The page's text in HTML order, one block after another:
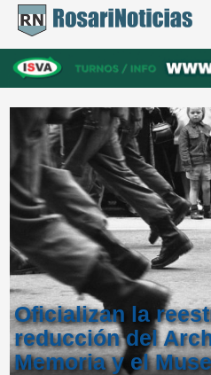
Oficializan la
reducción del
Memoria y el